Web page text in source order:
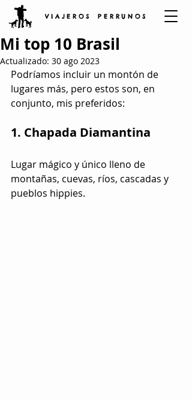
V I A J E R O S P E R R U N O S
Mi top 10 Brasil
Actualizado: 30 ago 2023
Podríamos incluir un montón de
lugares más, pero estos son, en
conjunto, mis preferidos:
1. Chapada Diamantina
Lugar mágico y único lleno de
montañas, cuevas, ríos, cascadas y
pueblos hippies.